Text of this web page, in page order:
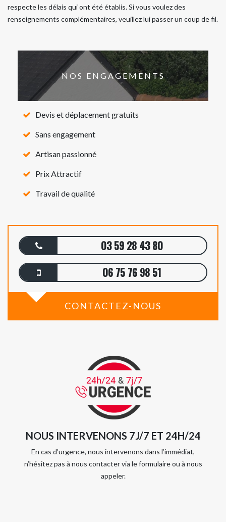
respecte les délais qui ont été établis. Si vous voulez des
renseignements complémentaires, veuillez lui passer un coup de fil.
NOS ENGAGEMENTS
Devis et déplacement gratuits
Sans engagement
Artisan passionné
Prix Attractif
Travail de qualité
03 59 28 43 80
06 75 76 98 51
CONTACTEZ-NOUS
NOUS INTERVENONS 7J/7 ET 24H/24
En cas d’urgence, nous intervenons dans l’immédiat,
n’hésitez pas à nous contacter via le formulaire ou à nous
appeler.